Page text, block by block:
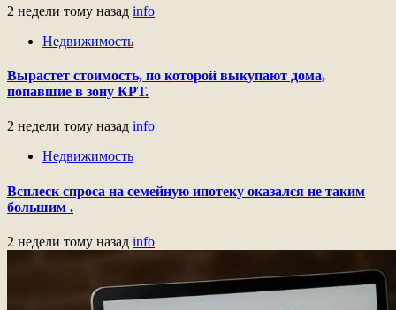
2 недели тому назад info
Недвижимость
Вырастет стоимость, по которой выкупают дома,
попавшие в зону КРТ.
2 недели тому назад info
Недвижимость
Всплеск спроса на семейную ипотеку оказался не таким
большим .
2 недели тому назад info